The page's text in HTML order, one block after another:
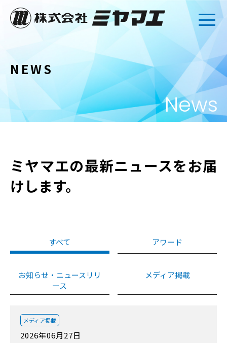
NEWS
News
ミヤマエの最新ニュースをお届
けします。
すべて アワード
お知らせ・ニュースリリ
ース
メディア掲載
2026年06月27日
メディア掲載